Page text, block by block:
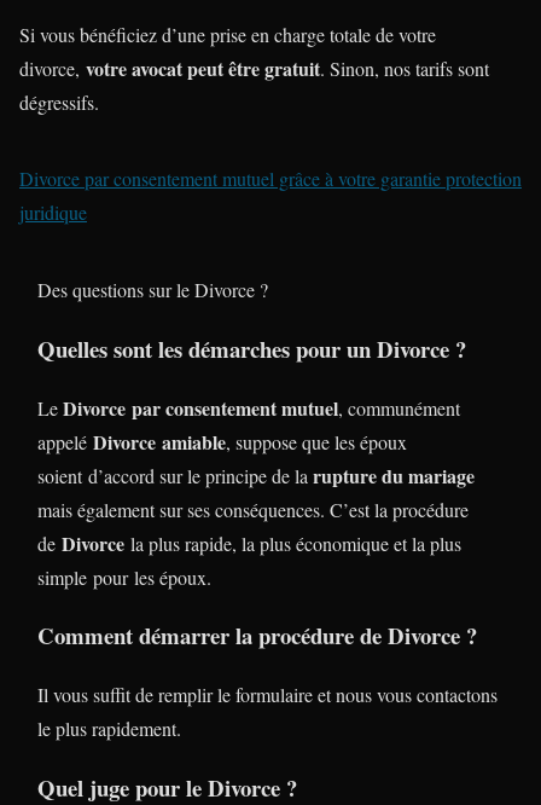
Si vous bénéficiez d’une prise en charge totale de votre
divorce, votre avocat peut être gratuit. Sinon, nos tarifs sont
dégressifs.
Divorce par consentement mutuel grâce à votre garantie protection
juridique
Des questions sur le Divorce ?
Quelles sont les démarches pour un Divorce ?
LeDivorce par consentement mutuel, communément
appelé Divorce amiable, suppose que les époux
soient d’accord sur le principe de la rupture du mariage
mais également sur ses conséquences. C’est la procédure
de Divorce la plus rapide, la plus économique et la plus
simple pour les époux.
Comment démarrer la procédure de Divorce ?
Il vous suffit de remplir le formulaire et nous vous contactons
le plus rapidement.
Quel juge pour le Divorce ?